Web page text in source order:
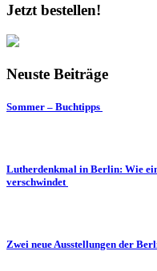
Jetzt bestellen!
Neuste Beiträge
Sommer – Buchtipps
Lutherdenkmal in Berlin: Wie
verschwindet
Zwei neue Ausstellungen der